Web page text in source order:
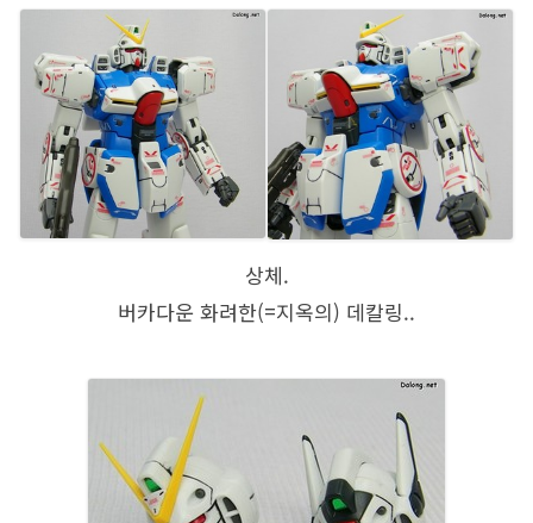
상체.
버카다운 화려한(=지옥의) 데칼링..